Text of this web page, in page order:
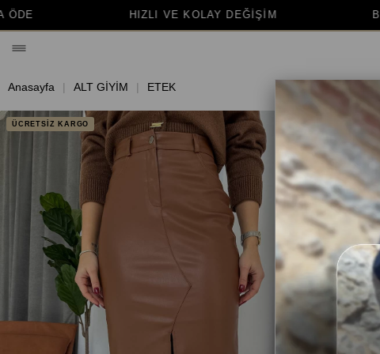
VE KOLAY DEĞİŞİM BİNLERCE MUTLU MÜŞTERİ
Anasayfa ALT GİYİM ETEK
ÜCRETSİZ KARGO